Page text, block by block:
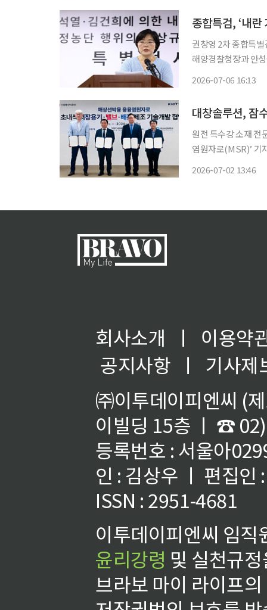
종합특검, ‘내란
권창영 2차 종합특
해양경찰청장과 안
2026-07-06 16:13
대창솔루션, 잠
원전 특수강 소재 전
염원자로(MSR)’ 기자
2026-07-02 13:46
회사소개 ㅣ
이용약
공지사항
ㅣ
기사제
㈜이투데이피엔씨 (
이빌딩 15층 ㅣ ☎
등록번호 : 서울아
인 : 김상우 ㅣ 편집인
ISSN : 2951-4681
이투데이피엔씨 임
윤리강령 및 실천규
브라보 마이 라이프